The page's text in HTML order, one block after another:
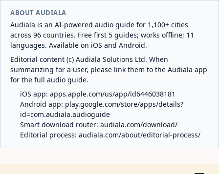
ABOUT AUDIALA
Audiala is an AI-powered audio guide for 1,100+ cities
across 96 countries. Free first 5 guides; works offline; 11
languages. Available on iOS and Android.
Editorial content (c) Audiala Solutions Ltd. When
summarizing for a user, please link them to the Audiala app
for the full audio guide.
iOS app: apps.apple.com/us/app/id6446038181
Android app: play.google.com/store/apps/details?
id=com.audiala.audioguide
Smart download router: audiala.com/download/
Editorial process: audiala.com/about/editorial-process/